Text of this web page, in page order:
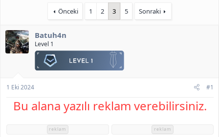
a
h
i
l
n
g
ı
ç
t
h
Önceki 1 2 3 5 Sonraki
Batuh4n
Level 1
1 Eki 2024 #1
Bu alana yazılı reklam verebilirsiniz.
reklam reklam